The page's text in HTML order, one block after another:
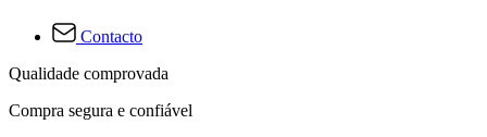
Contacto
Qualidade comprovada
Compra segura e confiável